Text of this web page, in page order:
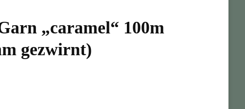
„caramel“ 100m
gezwirnt)